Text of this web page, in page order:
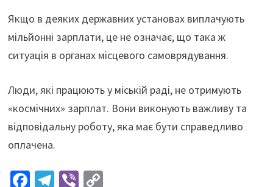
Якщо в деяких державних установах виплачують
мільйонні зарплати, це не означає, що така ж
ситуація в органах місцевого самоврядування.
Люди, які працюють у міській раді, не отримують
«космічних» зарплат. Вони виконують важливу та
відповідальну роботу, яка має бути справедливо
оплачена.
Fa Te Vi C